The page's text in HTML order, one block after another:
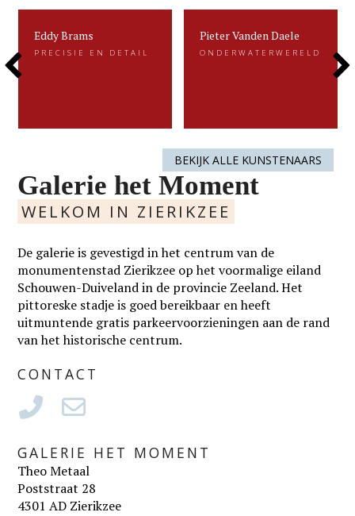
Eddy Brams
PRECISIE EN DETAIL
Pieter Vanden Daele
ONDERWATERWERELD
Pieter Vanden Daele
Next
BEKIJK ALLE KUNSTENAARS
Galerie het Moment
WELKOM IN ZIERIKZEE
De galerie is gevestigd in het centrum van de
monumentenstad Zierikzee op het voormalige eiland
Schouwen-Duiveland in de provincie Zeeland. Het
pittoreske stadje is goed bereikbaar en heeft
uitmuntende gratis parkeervoorzieningen aan de rand
van het historische centrum.
CONTACT
GALERIE HET MOMENT
Theo Metaal
Poststraat 28
4301 AD Zierikzee